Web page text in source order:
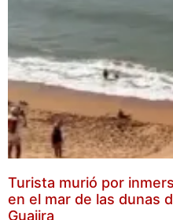
Turista murió por
en el mar de las dunas
Guajira